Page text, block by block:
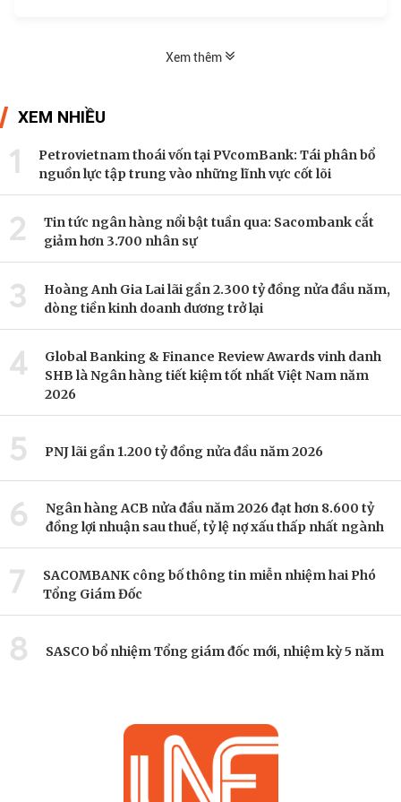
Xem thêm
XEM NHIỀU
1
Petrovietnam thoái vốn tại PVcomBank: Tái phân bổ
nguồn lực tập trung vào những lĩnh vực cốt lõi
2
Tin tức ngân hàng nổi bật tuần qua: Sacombank cắt
giảm hơn 3.700 nhân sự
3
Hoàng Anh Gia Lai lãi gần 2.300 tỷ đồng nửa đầu năm,
dòng tiền kinh doanh dương trở lại
4
Global Banking & Finance Review Awards vinh danh
SHB là Ngân hàng tiết kiệm tốt nhất Việt Nam năm
2026
5 PNJ lãi gần 1.200 tỷ đồng nửa đầu năm 2026
6
Ngân hàng ACB nửa đầu năm 2026 đạt hơn 8.600 tỷ
đồng lợi nhuận sau thuế, tỷ lệ nợ xấu thấp nhất ngành
7
SACOMBANK công bố thông tin miễn nhiệm hai Phó
Tổng Giám Đốc
8 SASCO bổ nhiệm Tổng giám đốc mới, nhiệm kỳ 5 năm